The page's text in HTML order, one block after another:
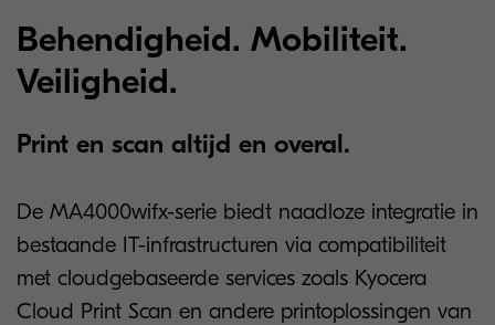
Behendigheid. Mobiliteit.
Veiligheid.
Print en scan altijd en overal.
De MA4000wifx-serie biedt naadloze integratie in
bestaande IT-infrastructuren via compatibiliteit
met cloudgebaseerde services zoals Kyocera
Cloud Print Scan en andere printoplossingen van